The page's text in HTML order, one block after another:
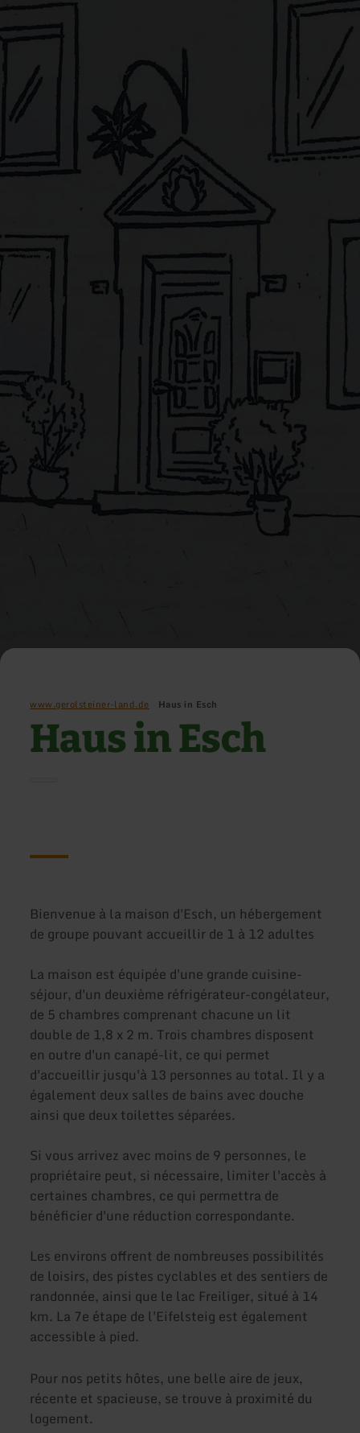
www.gerolsteiner-land.de Haus in Esch
Haus in Esch
Bienvenue à la maison d'Esch, un hébergement
de groupe pouvant accueillir de 1 à 12 adultes
La maison est équipée d'une grande cuisine-
séjour, d'un deuxième réfrigérateur-congélateur,
de 5 chambres comprenant chacune un lit
double de 1,8 x 2 m. Trois chambres disposent
en outre d'un canapé-lit, ce qui permet
d'accueillir jusqu'à 13 personnes au total. Il y a
également deux salles de bains avec douche
ainsi que deux toilettes séparées.
Si vous arrivez avec moins de 9 personnes, le
propriétaire peut, si nécessaire, limiter l'accès à
certaines chambres, ce qui permettra de
bénéficier d'une réduction correspondante.
Les environs offrent de nombreuses possibilités
de loisirs, des pistes cyclables et des sentiers de
randonnée, ainsi que le lac Freiliger, situé à 14
km. La 7e étape de l'Eifelsteig est également
accessible à pied.
Pour nos petits hôtes, une belle aire de jeux,
récente et spacieuse, se trouve à proximité du
logement.